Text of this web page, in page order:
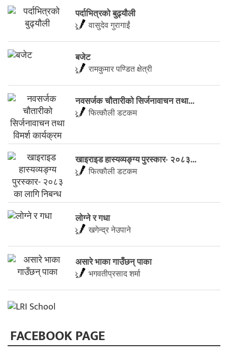
पर्दाभित्रको बुढ्यौली
वासुदेव गुरागाईं
बजेट
रामकुमार पण्डित क्षेत्री
नवसर्जक चाैतारीकाे सिर्जनावाचन तथा...
फित्काैली डटकम
खाइराइड हास्यव्यङ्ग्य पुरस्कार- २०८३...
फित्काैली डटकम
लाेग्ने र गधा
खगेन्द्र नेउपाने
असारे भाका गाउँछन् पाका
भगवतीप्रसाद शर्मा
FACEBOOK PAGE